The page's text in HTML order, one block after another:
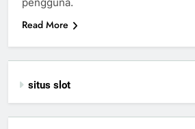
Read More
situs slot